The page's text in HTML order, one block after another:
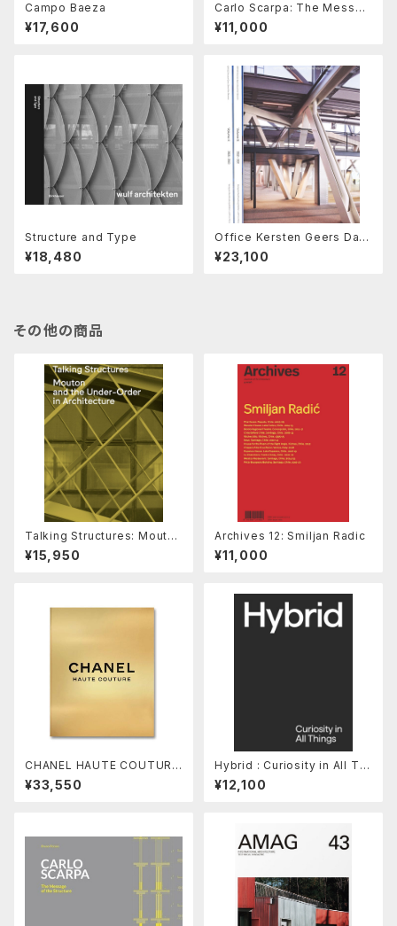
Campo Baeza
¥17,600
Carlo Scarpa: The Messag
e of the Structure
¥11,000
Structure and Type
¥18,480
Office Kersten Geers Davi
d Van Severen Vol. 4, 5 & 6
¥23,100
その他の商品
Talking Structures: Mouton
and the Under-Order in Ar
chitecture
¥15,950
Archives 12: Smiljan Radic
¥11,000
CHANEL HAUTE COUTURE
by Sofia Coppola
¥33,550
Hybrid : Curiosity in All Thi
ngs
¥12,100